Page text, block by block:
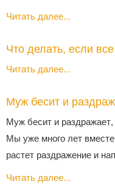
Читать далее...
Что делать, если
Читать далее...
Муж бесит и
Муж бесит и
Мы уже много лет
растет раздражение и
Читать далее...